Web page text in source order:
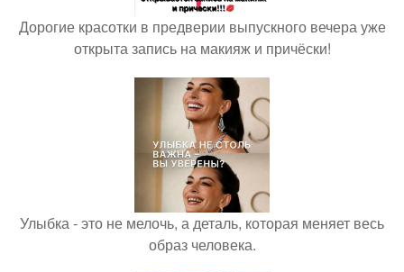
Дорогие красотки в предверии выпускного вечера уже
открыта запись на макияж и причёски!
Улыбка - это не мелочь, а деталь, которая меняет весь
образ человека.